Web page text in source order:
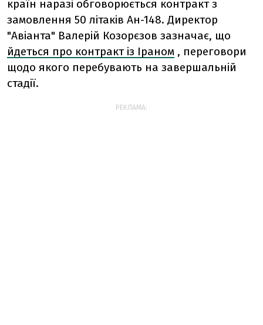
країн наразі обговорюється контракт з
замовлення 50 літаків Ан-148. Директор
"Авіанта" Валерій Козорєзов зазначає, що
йдеться про контракт із Іраном , переговори
щодо якого перебувають на завершальній
стадії.
РЕКЛАМА: